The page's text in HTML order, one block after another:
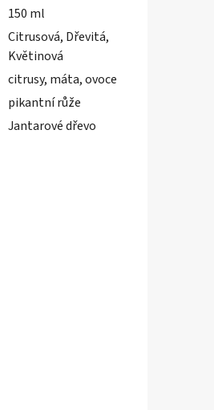
150 ml
Citrusová, Dřevitá,
Květinová
citrusy, máta, ovoce
pikantní růže
Jantarové dřevo